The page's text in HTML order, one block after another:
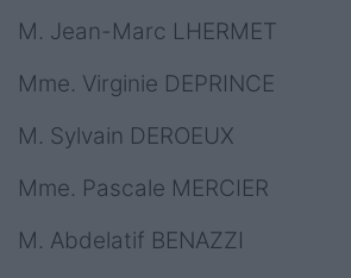
M. Jean-Marc LHERMET
Mme. Virginie DEPRINCE
M. Sylvain DEROEUX
Mme. Pascale MERCIER
M. Abdelatif BENAZZI